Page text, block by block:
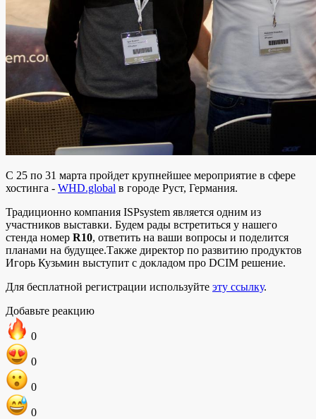
С 25 по 31 марта пройдет крупнейшее мероприятие в сфере
хостинга - WHD.global в городе Руст, Германия.
Традиционно компания ISPsystem является одним из
участников выставки. Будем рады встретиться у нашего
стенда номер R10, ответить на ваши вопросы и поделится
планами на будущее.Также директор по развитию продуктов
Игорь Кузьмин выступит с докладом про DCIM решение.
Для бесплатной регистрации используйте эту ссылку.
Добавьте реакцию
0
0
0
0